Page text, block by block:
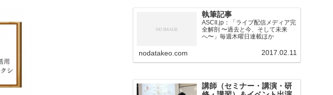
執筆記事
ASCII.jp：「ライブ配信メディア完
全解剖 〜過去と今、そして未来
へ〜」毎週木曜日連載ほか
nodatakeo.com 2017.02.11
講師（セミナー・講演・研